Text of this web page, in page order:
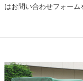
はお問い合わせフォーム